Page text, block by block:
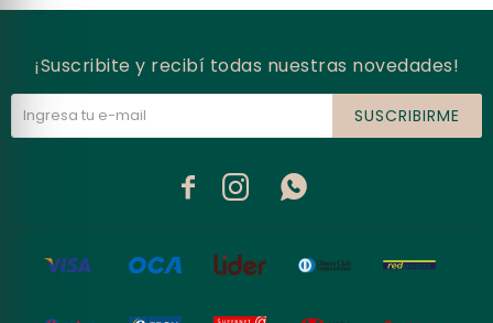
¡Suscribite y recibí todas nuestras novedades!
SUSCRIBIRME
  